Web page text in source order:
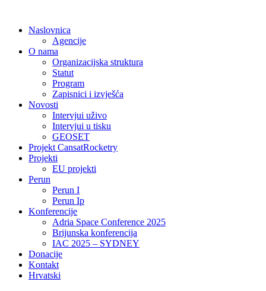
sadržajNaslovnica
Agencije
O nama
Organizacijska struktura
Statut
Program
Zapisnici i izvješća
Novosti
Intervjui uživo
Intervjui u tisku
GEOSET
Projekt CansatRocketry
Projekti
EU projekti
Perun
Perun I
Perun Ip
Konferencije
Adria Space Conference 2025
Brijunska konferencija
IAC 2025 – SYDNEY
Donacije
Kontakt
Hrvatski